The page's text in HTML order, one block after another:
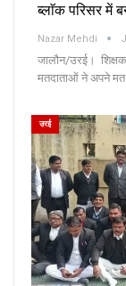
ब्लाॅक परिसर में
Nazar Mehdi
जालौन/उरई।
मतदाताओं ने अपने मत
उरई